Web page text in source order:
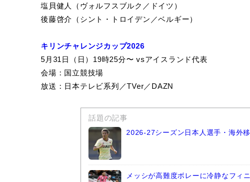
塩貝健人（ヴォルフスブルク／ドイツ）
後藤啓介（シント・トロイデン／ベルギー）
キリンチャレンジカップ2026
5月31日（日）19時25分〜 vsアイスランド代表
会場：国立競技場
放送：日本テレビ系列／TVer／DAZN
話題の記事
2026-27シーズン日本人選手・海外
メッシが高難度ボレーに冷静なフィ